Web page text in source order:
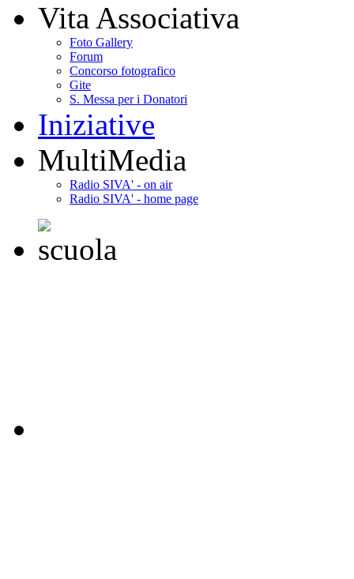
Vita Associativa
Foto Gallery
Forum
Concorso fotografico
Gite
S. Messa per i Donatori
Iniziative
MultiMedia
Radio SIVA' - on air
Radio SIVA' - home page